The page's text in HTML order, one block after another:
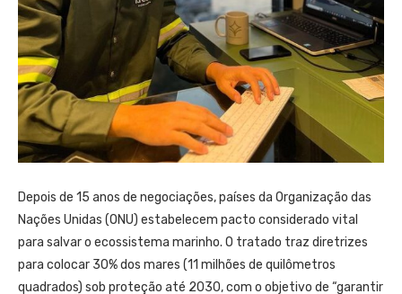
Depois de 15 anos de negociações, países da Organização das
Nações Unidas (ONU) estabelecem pacto considerado vital
para salvar o ecossistema marinho. O tratado traz diretrizes
para colocar 30% dos mares (11 milhões de quilômetros
quadrados) sob proteção até 2030, com o objetivo de “garantir